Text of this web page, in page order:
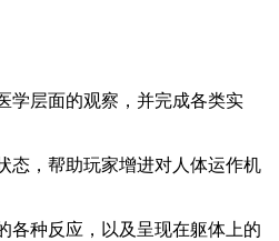
学层面的观察，并完成各类实
态，帮助玩家增进对人体运作机
各种反应，以及呈现在躯体上的